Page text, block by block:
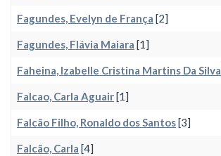
Fagundes, Evelyn de França [2]
Fagundes, Flávia Maiara [1]
Faheina, Izabelle Cristina Martins Da Silva
Falcao, Carla Aguair[1]
Falcão Filho, Ronaldo dos Santos[3]
Falcão, Carla [4]